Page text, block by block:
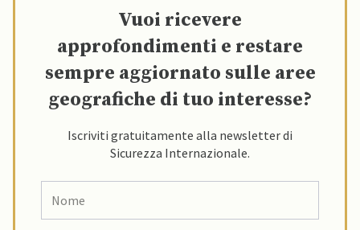
Vuoi ricevere
approfondimenti e restare
sempre aggiornato sulle aree
geografiche di tuo interesse?
Iscriviti gratuitamente alla newsletter di
Sicurezza Internazionale.